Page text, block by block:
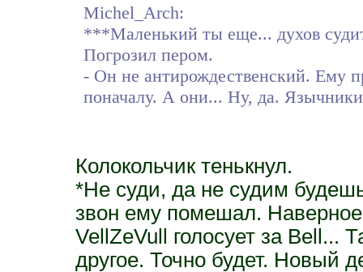
Michel_Arch:
***Маленький ты еще... духов
Погрозил пером.
- Он не антирождественский. Ему
поначалу. А они... Ну, да.
Колокольчик тенькнул.
*Не суди, да не судим
звон ему помешал.
VellZeVull голосует за Bell...
другое. Точно будет. Новый